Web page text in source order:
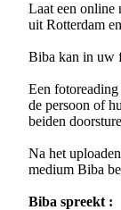
Laat een online
uit Rotterdam
Biba kan in uw
Een
de persoon of
beiden
Na het
medium Biba
Biba spreekt :